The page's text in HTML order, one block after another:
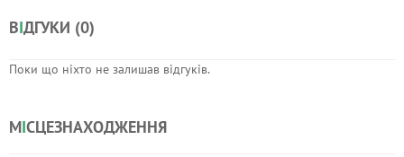
ВІДГУКИ (0)
Поки що ніхто не залишав відгуків.
МІСЦЕЗНАХОДЖЕННЯ